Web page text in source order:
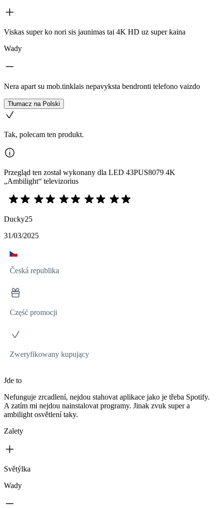
Viskas super ko nori sis jaunimas tai 4K HD uz super kaina
Wady
Nera apart su mob.tinklais nepavyksta bendronti telefono vaizdo
Tłumacz na Polski
Tak, polecam ten produkt.
Przegląd ten został wykonany dla LED 43PUS8079 4K
„Ambilight“ televizorius
Ducky25
31/03/2025
Česká republika
Część promocji
Zweryfikowany kupujący
Jde to
Nefunguje zrcadlení, nejdou stahovat aplikace jako je třeba Spotify.
A zatím mi nejdou nainstalovat programy. Jinak zvuk super a
ambilight osvětlení taky.
Zalety
Světýlka
Wady